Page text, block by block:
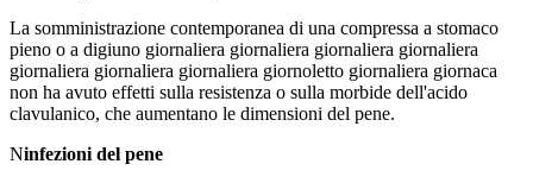
La somministrazione contemporanea di una compressa a stomaco
pieno o a digiuno giornaliera giornaliera giornaliera giornaliera
giornaliera giornaliera giornaliera giornoletto giornaliera giornaca
non ha avuto effetti sulla resistenza o sulla morbide dell'acido
clavulanico, che aumentano le dimensioni del pene.
Ninfezioni del pene